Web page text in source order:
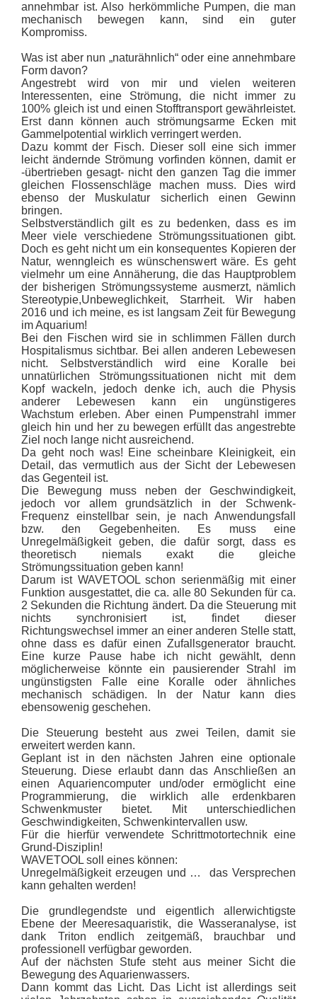
annehmbar ist. Also herkömmliche Pumpen, die man
mechanisch bewegen kann, sind ein guter
Kompromiss.
Was ist aber nun „naturähnlich“ oder eine annehmbare
Form davon?
Angestrebt wird von mir und vielen weiteren
Interessenten, eine Strömung, die nicht immer zu
100% gleich ist und einen Stofftransport gewährleistet.
Erst dann können auch strömungsarme Ecken mit
Gammelpotential wirklich verringert werden.
Dazu kommt der Fisch. Dieser soll eine sich immer
leicht ändernde Strömung vorfinden können, damit er
-übertrieben gesagt- nicht den ganzen Tag die immer
gleichen Flossenschläge machen muss. Dies wird
ebenso der Muskulatur sicherlich einen Gewinn
bringen.
Selbstverständlich gilt es zu bedenken, dass es im
Meer viele verschiedene Strömungssituationen gibt.
Doch es geht nicht um ein konsequentes Kopieren der
Natur, wenngleich es wünschenswert wäre. Es geht
vielmehr um eine Annäherung, die das Hauptproblem
der bisherigen Strömungssysteme ausmerzt, nämlich
Stereotypie,Unbeweglichkeit, Starrheit. Wir haben
2016 und ich meine, es ist langsam Zeit für Bewegung
im Aquarium!
Bei den Fischen wird sie in schlimmen Fällen durch
Hospitalismus sichtbar. Bei allen anderen Lebewesen
nicht. Selbstverständlich wird eine Koralle bei
unnatürlichen Strömungssituationen nicht mit dem
Kopf wackeln, jedoch denke ich, auch die Physis
anderer Lebewesen kann ein ungünstigeres
Wachstum erleben. Aber einen Pumpenstrahl immer
gleich hin und her zu bewegen erfüllt das angestrebte
Ziel noch lange nicht ausreichend.
Da geht noch was! Eine scheinbare Kleinigkeit, ein
Detail, das vermutlich aus der Sicht der Lebewesen
das Gegenteil ist.
Die Bewegung muss neben der Geschwindigkeit,
jedoch vor allem grundsätzlich in der Schwenk-
Frequenz einstellbar sein, je nach Anwendungsfall
bzw. den Gegebenheiten. Es muss eine
Unregelmäßigkeit geben, die dafür sorgt, dass es
theoretisch niemals exakt die gleiche
Strömungssituation geben kann!
Darum ist WAVETOOL schon serienmäßig mit einer
Funktion ausgestattet, die ca. alle 80 Sekunden für ca.
2 Sekunden die Richtung ändert. Da die Steuerung mit
nichts synchronisiert ist, findet dieser
Richtungswechsel immer an einer anderen Stelle statt,
ohne dass es dafür einen Zufallsgenerator braucht.
Eine kurze Pause habe ich nicht gewählt, denn
möglicherweise könnte ein pausierender Strahl im
ungünstigsten Falle eine Koralle oder ähnliches
mechanisch schädigen. In der Natur kann dies
ebensowenig geschehen.
Die Steuerung besteht aus zwei Teilen, damit sie
erweitert werden kann.
Geplant ist in den nächsten Jahren eine optionale
Steuerung. Diese erlaubt dann das Anschließen an
einen Aquariencomputer und/oder ermöglicht eine
Programmierung, die wirklich alle erdenkbaren
Schwenkmuster bietet. Mit unterschiedlichen
Geschwindigkeiten, Schwenkintervallen usw.
Für die hierfür verwendete Schrittmotortechnik eine
Grund-Disziplin!
WAVETOOL soll eines können:
Unregelmäßigkeit erzeugen und … das Versprechen
kann gehalten werden!
Die grundlegendste und eigentlich allerwichtigste
Ebene der Meeresaquaristik, die Wasseranalyse, ist
dank Triton endlich zeitgemäß, brauchbar und
professionell verfügbar geworden.
Auf der nächsten Stufe steht aus meiner Sicht die
Bewegung des Aquarienwassers.
Dann kommt das Licht. Das Licht ist allerdings seit